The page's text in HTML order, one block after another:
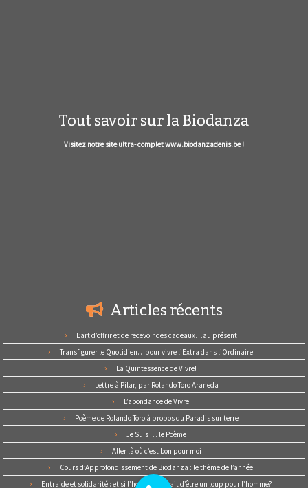
Tout savoir sur la Biodanza
Visitez notre site ultra- complet www.biodanzadenis.be !
Articles récents
L’art d’offrir et de recevoir des cadeaux…au présent
Transfigurer le Quotidien…pour vivre l’Extra dans l’Ordinaire
La Quintessence de Vivre!
Lettre à Pilar, par Rolando Toro Araneda
L’abondance de Vivre
Poème de Rolando Toro à propos du Paradis sur terre
Je Suis … le Poème
Aller là où c’est bon pour moi
Cours d’Approfondissement de Biodanza : le thème de l’année
Entraide et solidarité : et si l’homme cessait d’être un loup pour l’homme?